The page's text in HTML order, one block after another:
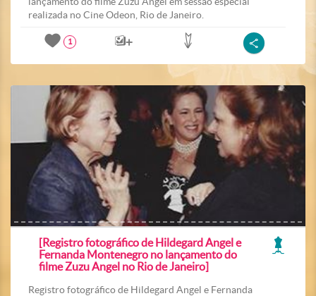
realizada no Cine Odeon, Rio de Janeiro.
1
[Registro fotográfico de Hildegard Angel e
Fernanda Montenegro no lançamento do
filme Zuzu Angel no Rio de Janeiro]
Registro fotográfico de Hildegard Angel e Fernanda